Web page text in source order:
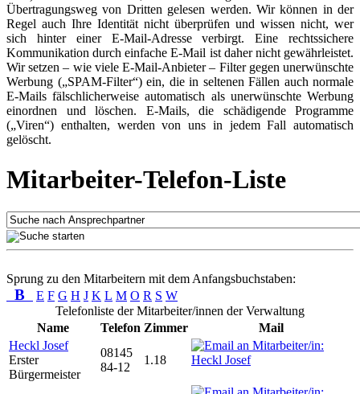
Übertragungsweg von Dritten gelesen werden. Wir können in der
Regel auch Ihre Identität nicht überprüfen und wissen nicht, wer
sich hinter einer E-Mail-Adresse verbirgt. Eine rechtssichere
Kommunikation durch einfache E-Mail ist daher nicht gewährleistet.
Wir setzen – wie viele E-Mail-Anbieter – Filter gegen unerwünschte
Werbung („SPAM-Filter“) ein, die in seltenen Fällen auch normale
E-Mails fälschlicherweise automatisch als unerwünschte Werbung
einordnen und löschen. E-Mails, die schädigende Programme
(„Viren“) enthalten, werden von uns in jedem Fall automatisch
gelöscht.
Mitarbeiter-Telefon-Liste
Sprung zu den Mitarbeitern mit dem Anfangsbuchstaben:
B E F G H J K L M O R S W
Telefonliste der Mitarbeiter/innen der Verwaltung
Name
Telefon Zimmer
Mail
Heckl Josef
Erster
Bürgermeister
08145
84-12
1.18